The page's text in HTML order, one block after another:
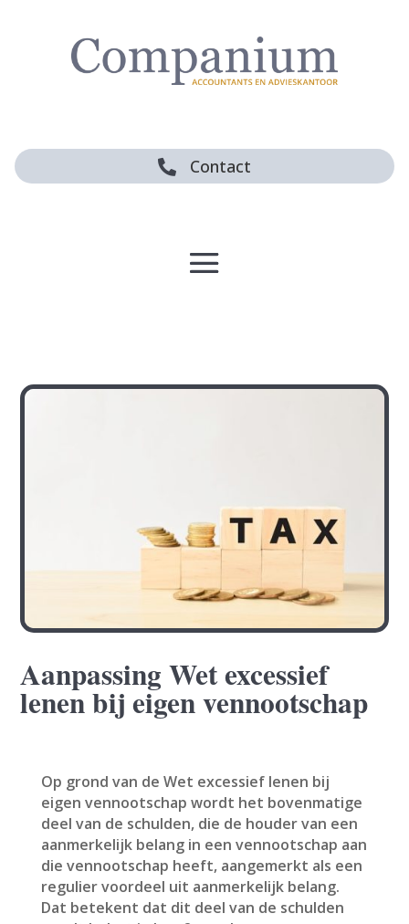
 Contact
Aanpassing Wet excessief
lenen bij eigen vennootschap
Op grond van de Wet excessief lenen bij
eigen vennootschap wordt het bovenmatige
deel van de schulden, die de houder van een
aanmerkelijk belang in een vennootschap aan
die vennootschap heeft, aangemerkt als een
regulier voordeel uit aanmerkelijk belang.
Dat betekent dat dit deel van de schulden